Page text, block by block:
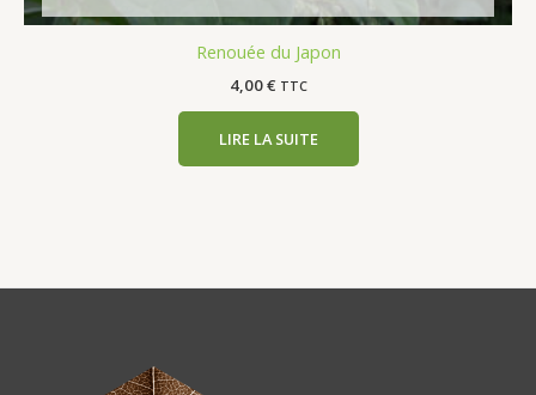
Renouée du Japon
4,00€ TTC
LIRE LA SUITE